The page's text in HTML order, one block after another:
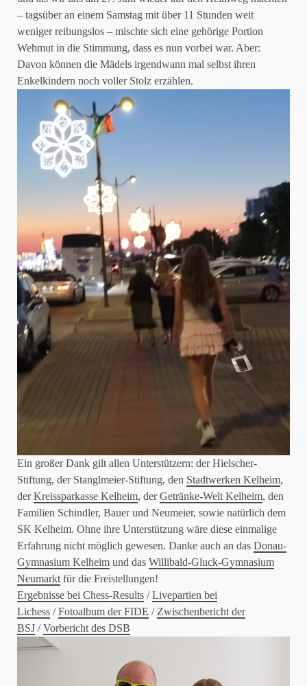
– tagsüber an einem Samstag mit über 11 Stunden weit
weniger reibungslos – mischte sich eine gehörige Portion
Wehmut in die Stimmung, dass es nun vorbei war. Aber:
Davon können die Mädels irgendwann mal selbst ihren
Enkelkindern noch voller Stolz erzählen.
Ein großer Dank gilt allen Unterstützern: der Hielscher-
Stiftung, der Stanglmeier-Stiftung, den Stadtwerken Kelheim,
derKreissparkasse Kelheim, derGetränke-Welt Kelheim, den
Familien Schindler, Bauer und Neumeier, sowie natürlich dem
SK Kelheim. Ohne ihre Unterstützung wäre diese einmalige
Erfahrung nicht möglich gewesen. Danke auch an das Donau-
Gymnasium Kelheim und das Willibald-Gluck-Gymnasium
Neumarktfür die Freistellungen!
Ergebnisse bei Chess-Results /Livepartien bei
Lichess /Fotoalbum der FIDE /Zwischenbericht der
BSJ /Vorbericht des DSB